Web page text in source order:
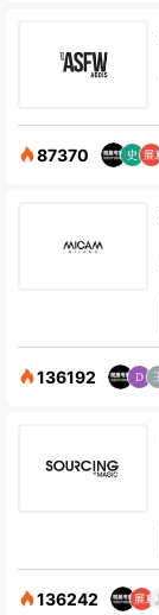
87370
136192
136242